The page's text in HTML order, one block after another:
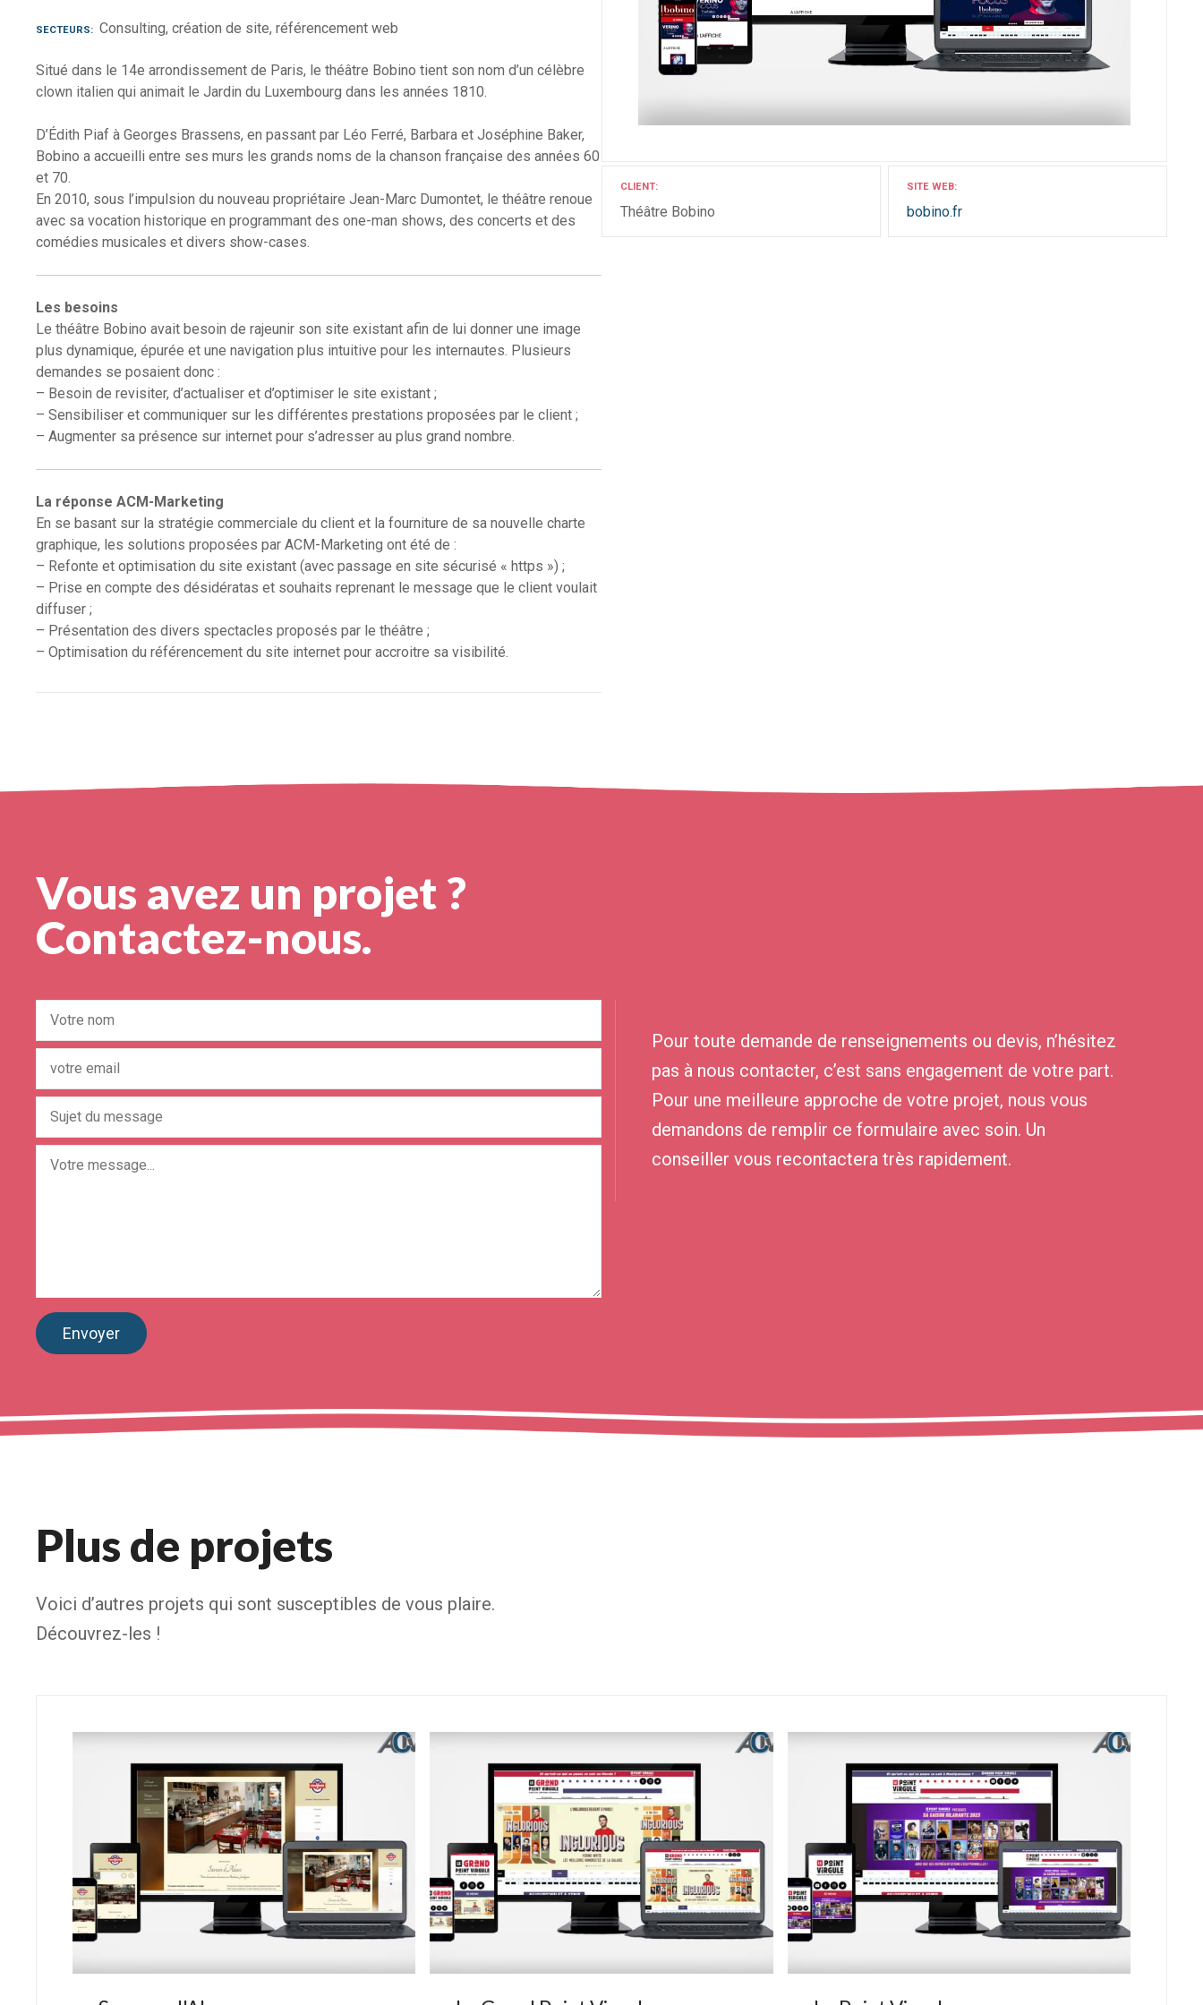
SECTEURS Consulting, création de site, référencement web
Situé dans le 14e arrondissement de Paris, le théâtre Bobino tient son nom d’un célèbre
clown italien qui animait le Jardin du Luxembourg dans les années 1810.
D’Édith Piaf à Georges Brassens, en passant par Léo Ferré, Barbara et Joséphine Baker,
Bobino a accueilli entre ses murs les grands noms de la chanson française des années 60
et 70.
En 2010, sous l’impulsion du nouveau propriétaire Jean-Marc Dumontet, le théâtre renoue
avec sa vocation historique en programmant des one-man shows, des concerts et des
comédies musicales et divers show-cases.
Les besoins
Le théâtre Bobino avait besoin de rajeunir son site existant afin de lui donner une image
plus dynamique, épurée et une navigation plus intuitive pour les internautes. Plusieurs
demandes se posaient donc :
– Besoin de revisiter, d’actualiser et d’optimiser le site existant ;
– Sensibiliser et communiquer sur les différentes prestations proposées par le client ;
– Augmenter sa présence sur internet pour s’adresser au plus grand nombre.
La réponse ACM-Marketing
En se basant sur la stratégie commerciale du client et la fourniture de sa nouvelle charte
graphique, les solutions proposées par ACM-Marketing ont été de :
– Refonte et optimisation du site existant (avec passage en site sécurisé « https ») ;
– Prise en compte des désidératas et souhaits reprenant le message que le client voulait
diffuser ;
– Présentation des divers spectacles proposés par le théâtre ;
– Optimisation du référencement du site internet pour accroitre sa visibilité.
CLIENT
Théâtre Bobino
SITE WEB
bobino.fr
Vous avez un projet ?
Contactez-nous.
Envoyer
Pour toute demande de renseignements ou devis, n’hésitez
pas à nous contacter, c’est sans engagement de votre part.
Pour une meilleure approche de votre projet, nous vous
demandons de remplir ce formulaire avec soin. ​Un
conseiller vous recontactera très rapidement.
Plus de projets
Voici d’autres projets qui sont susceptibles de vous plaire.
Découvrez-les !